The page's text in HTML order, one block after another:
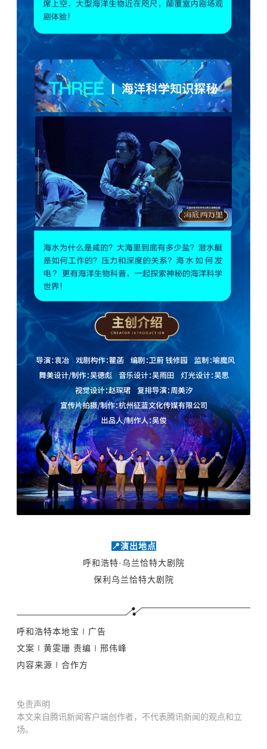
📍演出地点
呼和浩特·乌兰恰特大剧院
保利乌兰恰特大剧院
呼和浩特本地宝∣广告
文案∣黄雯珊 责编∣邢伟峰
内容来源∣合作方
免责声明
本文来自腾讯新闻客户端创作者，不代表腾讯新闻的观点和立
场。